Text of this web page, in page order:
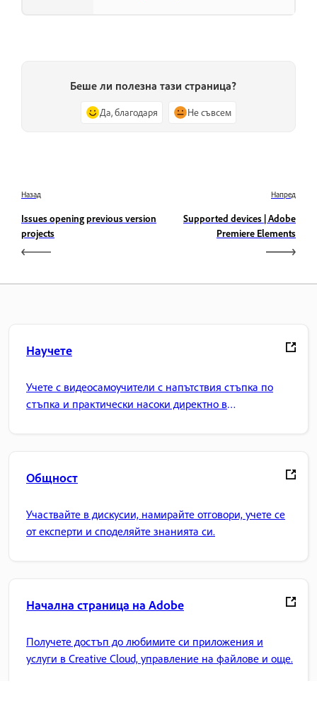
Беше ли полезна тази страница?
Да, благодаря Не съвсем
Назад
Issues opening previous version
projects
Напред
Supported devices | Adobe
Premiere Elements
Научете
Учете с видеосамоучители с напътствия стъпка по
стъпка и практически насоки директно в
Общност
Участвайте в дискусии, намирайте отговори, учете се
от експерти и споделяйте знанията си.
Начална страница на Adobe
Получете достъп до любимите си приложения и
услуги в Creative Cloud, управление на файлове и още.